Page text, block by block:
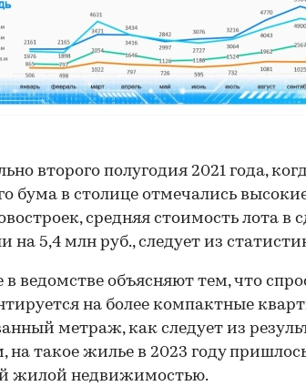
второго полугодия 2021 года,
бума в столице отмечались
средняя стоимость лота в
на 5,4 млн руб., следует из
ведомстве объясняют тем, что
на более компактные
метраж, как следует из
на такое жилье в 2023 году
жилой недвижимостью.